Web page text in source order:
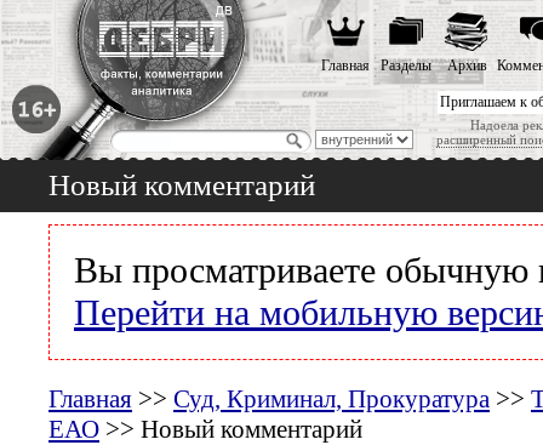
Приглашаем к
Надоела
расширенный
Главная Разделы Архив
Новый комментарий
Вы просматриваете обычную
Перейти на мобильную
Главная >> Суд, Криминал, Прокуратура >>
ЕАО >> Новый комментарий